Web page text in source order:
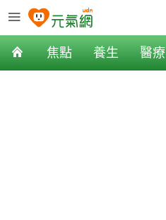
焦點 養生 醫療